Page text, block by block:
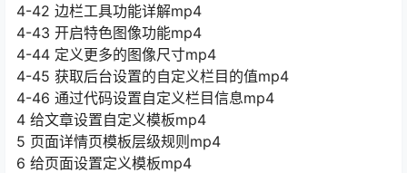
4-42 边栏工具功能详解mp4
4-43 开启特色图像功能mp4
4-44 定义更多的图像尺寸mp4
4-45 获取后台设置的自定义栏目的值mp4
4-46 通过代码设置自定义栏目信息mp4
4 给文章设置自定义模板mp4
5 页面详情页模板层级规则mp4
6 给页面设置定义模板mp4